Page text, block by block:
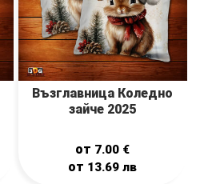
Възглавница Коледно
зайче 2025
от 7.00 €
от 13.69лв